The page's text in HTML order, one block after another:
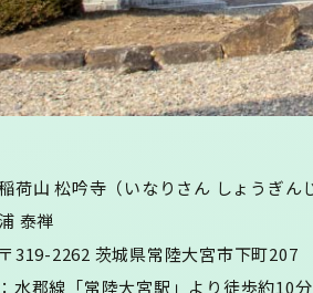
荷山 松吟寺（いなりさん しょうぎん
泰禅
319-2262 茨城県常陸大宮市下町207
水郡線「常陸大宮駅」より徒歩約10分